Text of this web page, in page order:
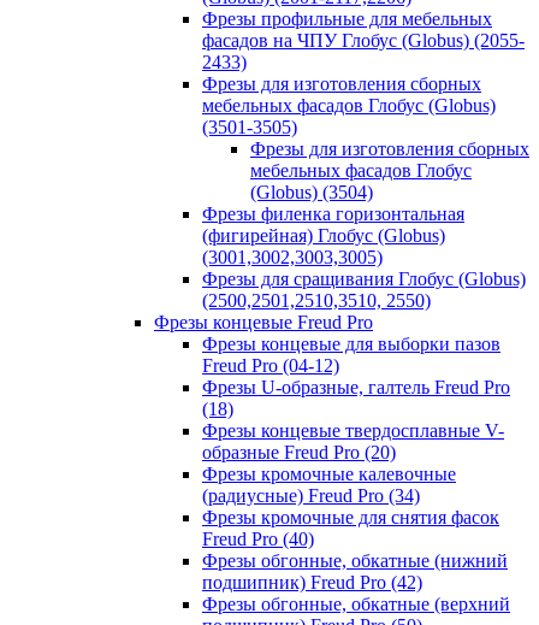
Фрезы профильные для мебельных
фасадов на ЧПУ Глобус (Globus) (2055-
2433)
Фрезы для изготовления сборных
мебельных фасадов Глобус (Globus)
(3501-3505)
Фрезы для изготовления сборных
мебельных фасадов Глобус
(Globus) (3504)
Фрезы филенка горизонтальная
(фигирейная) Глобус (Globus)
(3001,3002,3003,3005)
Фрезы для сращивания Глобус (Globus)
(2500,2501,2510,3510, 2550)
Фрезы концевые Freud Pro
Фрезы концевые для выборки пазов
Freud Pro (04-12)
Фрезы U-образные, галтель Freud Pro
(18)
Фрезы концевые твердосплавные V-
образные Freud Pro (20)
Фрезы кромочные калевочные
(радиусные) Freud Pro (34)
Фрезы кромочные для снятия фасок
Freud Pro (40)
Фрезы обгонные, обкатные (нижний
подшипник) Freud Pro (42)
Фрезы обгонные, обкатные (верхний